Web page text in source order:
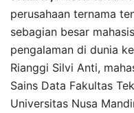
perusahaan ternama
sebagian besar
pengalaman di dunia
Rianggi Silvi Anti,
Sains Data Fakultas
Universitas Nusa